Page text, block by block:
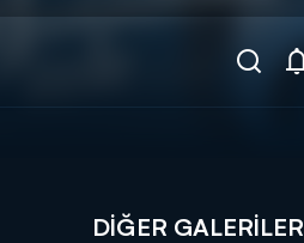
DİĞER GALERİLER